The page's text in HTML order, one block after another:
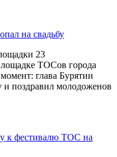
на свадьбу
23
ТОСов города
глава Бурятии
и поздравил молодоженов
к фестивалю ТОС на